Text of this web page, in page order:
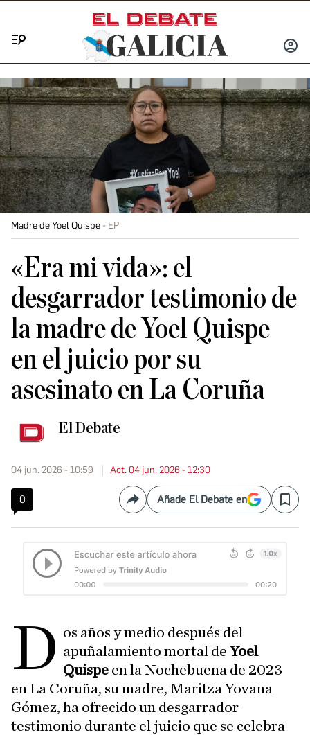
INICIAR
Madre de Yoel Quispe EP
«Era mi vida»: el
desgarrador testimonio de
la madre de Yoel Quispe
en el juicio por su
asesinato en La Coruña
El Debate
04 jun. 2026 - 10:59 Act. 04 jun. 2026 - 12:30
0 CompartirAñade El Debate en Save
D os años y medio después del
apuñalamiento mortal deYoel
Quispe en la Nochebuena de 2023
en La Coruña, su madre, Maritza Yovana
Gómez, ha ofrecido un desgarrador
testimonio durante el juicio que se celebra